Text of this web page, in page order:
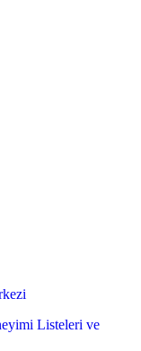
Listeleri ve